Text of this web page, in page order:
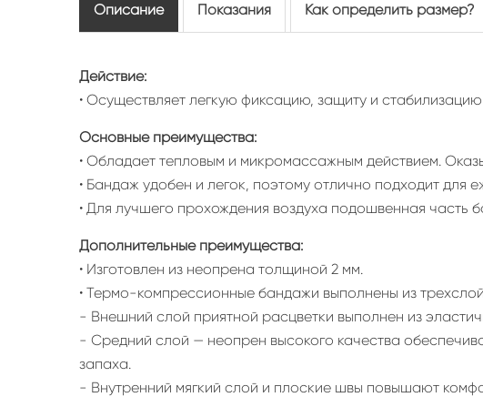
Описание Показания Как определить размер?
Действие:
• Осуществляет легкую фиксацию, защиту и
Основные преимущества:
• Обладает тепловым и микромассажным действием.
• Бандаж удобен и легок, поэтому отлично подходит для
• Для лучшего прохождения воздуха подошвенная
Дополнительные преимущества:
• Изготовлен из неопрена толщиной 2 мм.
• Термо-компрессионные бандажи выполнены из
- Внешний слой приятной расцветки выполнен из
- Средний слой — неопрен высокого качества
запаха.
- Внутренний мягкий слой и плоские швы повышают